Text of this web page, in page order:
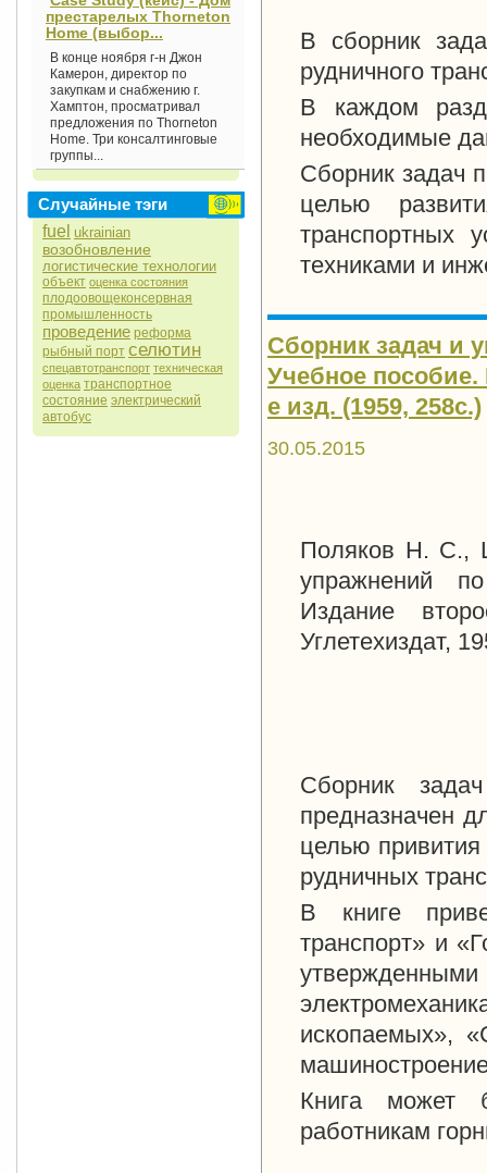
престарелых Thorneton
Home (выбор...
В конце ноября г-н Джон
Камерон, директор по
закупкам и снабжению г.
Хамптон, просматривал
предложения по Thorneton
Home. Три консалтинговые
группы...
Случайные тэги
fuel ukrainian
возобновление
логистические технологии
объект оценка состояния
плодоовощеконсервная
промышленность
проведение реформа
рыбный порт селютин
спецавтотранспорт техническая
оценка транспортное
состояние электрический
автобус
В сборник
рудничного
В каждом
необходимые
Сборник задач
целью
транспортных
техниками и
Сборник задач и
Учебное
е изд. (1959, 258с.)
30.05.2015
Поляков Н. С.,
упражнений
Издание
Углетехиздат,
Сборник
предназначен
целью
рудничных
В книге
транспорт» и
ископаемых»,
Книга может
работникам